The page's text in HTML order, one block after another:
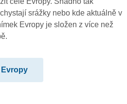
srážky nebo kde aktuálně v
Evropy je složen z více než